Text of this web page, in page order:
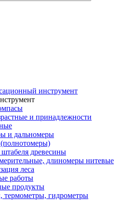
инструмент
и принадлежности
и дальномеры
древесины
длиномеры нитевые
леса
работы
продукты
термометры, гидрометры